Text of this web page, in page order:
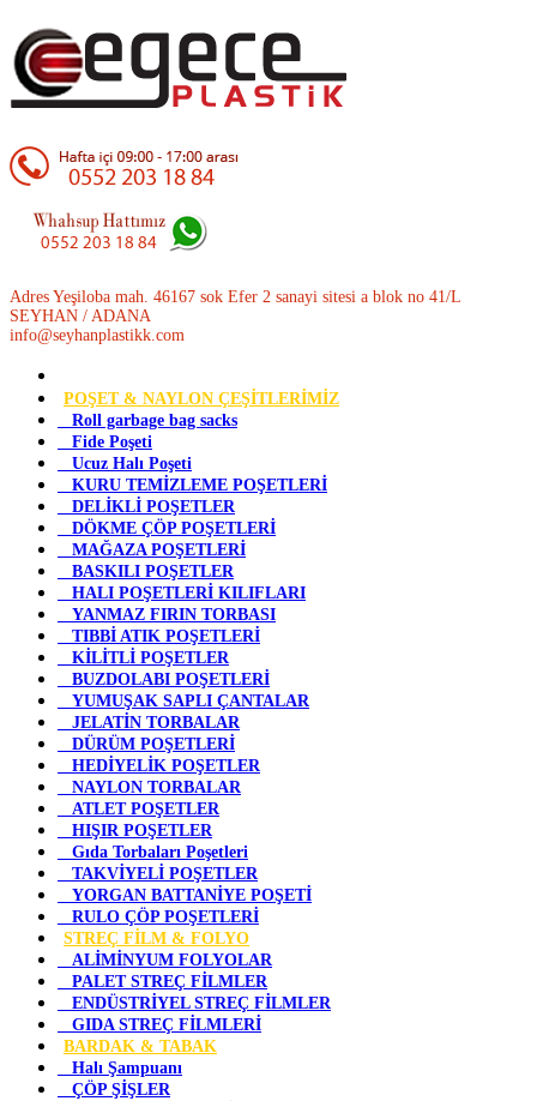
Adres Yeşiloba mah. 46167 sok Efer 2 sanayi sitesi a blok no 41/L
SEYHAN / ADANA
info@seyhanplastikk.com
POŞET & NAYLON ÇEŞİTLERİMİZ
Roll garbage bag sacks
Fide Poşeti
Ucuz Halı Poşeti
KURU TEMİZLEME POŞETLERİ
DELİKLİ POŞETLER
DÖKME ÇÖP POŞETLERİ
MAĞAZA POŞETLERİ
BASKILI POŞETLER
HALI POŞETLERİ KILIFLARI
YANMAZ FIRIN TORBASI
TIBBİ ATIK POŞETLERİ
KİLİTLİ POŞETLER
BUZDOLABI POŞETLERİ
YUMUŞAK SAPLI ÇANTALAR
JELATİN TORBALAR
DÜRÜM POŞETLERİ
HEDİYELİK POŞETLER
NAYLON TORBALAR
ATLET POŞETLER
HIŞIR POŞETLER
Gıda Torbaları Poşetleri
TAKVİYELİ POŞETLER
YORGAN BATTANİYE POŞETİ
RULO ÇÖP POŞETLERİ
STREÇ FİLM & FOLYO
ALİMİNYUM FOLYOLAR
PALET STREÇ FİLMLER
ENDÜSTRİYEL STREÇ FİLMLER
GIDA STREÇ FİLMLERİ
BARDAK & TABAK
Halı Şampuanı
ÇÖP ŞİŞLER